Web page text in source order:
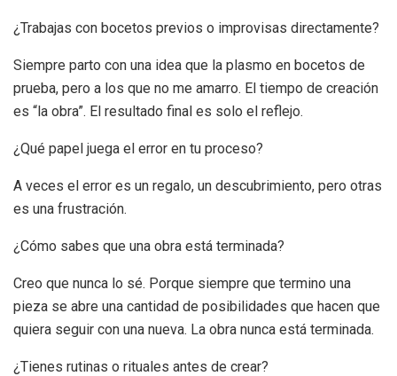
¿Trabajas con bocetos previos o improvisas directamente?
Siempre parto con una idea que la plasmo en bocetos de
prueba, pero a los que no me amarro. El tiempo de creación
es “la obra”. El resultado final es solo el reflejo.
¿Qué papel juega el error en tu proceso?
A veces el error es un regalo, un descubrimiento, pero otras
es una frustración.
¿Cómo sabes que una obra está terminada?
Creo que nunca lo sé. Porque siempre que termino una
pieza se abre una cantidad de posibilidades que hacen que
quiera seguir con una nueva. La obra nunca está terminada.
¿Tienes rutinas o rituales antes de crear?